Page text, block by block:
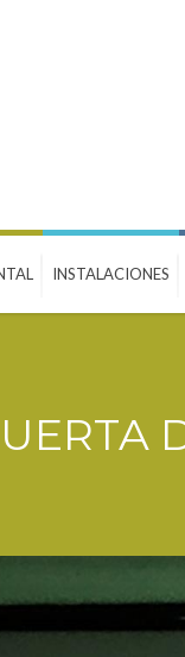
INSTALACIONES